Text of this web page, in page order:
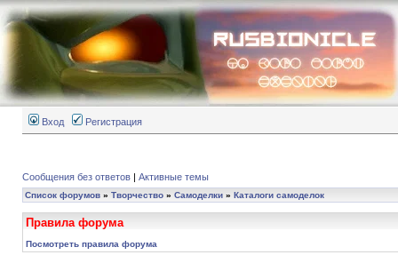
Вход Регистрация
Сообщения без ответов | Активные темы
Список форумов » Творчество » Самоделки » Каталоги самоделок
Правила форума
Посмотреть правила форума